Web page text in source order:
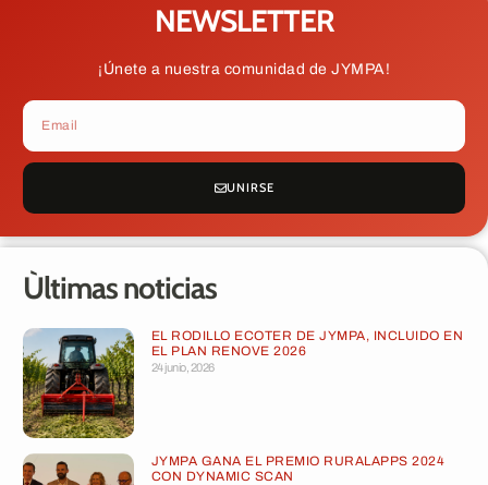
NEWSLETTER
¡Únete a nuestra comunidad de JYMPA!
UNIRSE
Ùltimas noticias
EL RODILLO ECOTER DE JYMPA, INCLUIDO EN
EL PLAN RENOVE 2026
24 junio, 2026
JYMPA GANA EL PREMIO RURALAPPS 2024
CON DYNAMIC SCAN